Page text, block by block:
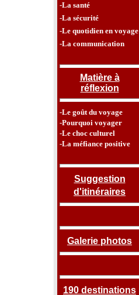
-La santé
-La sécurité
-Le quotidien en voyage
-La communication
Matière à
réflexion
-Le goût du voyage
-Pourquoi voyager
-Le choc culturel
-La méfiance positive
Suggestion
d'itinéraires
Galerie photos
190 destinations